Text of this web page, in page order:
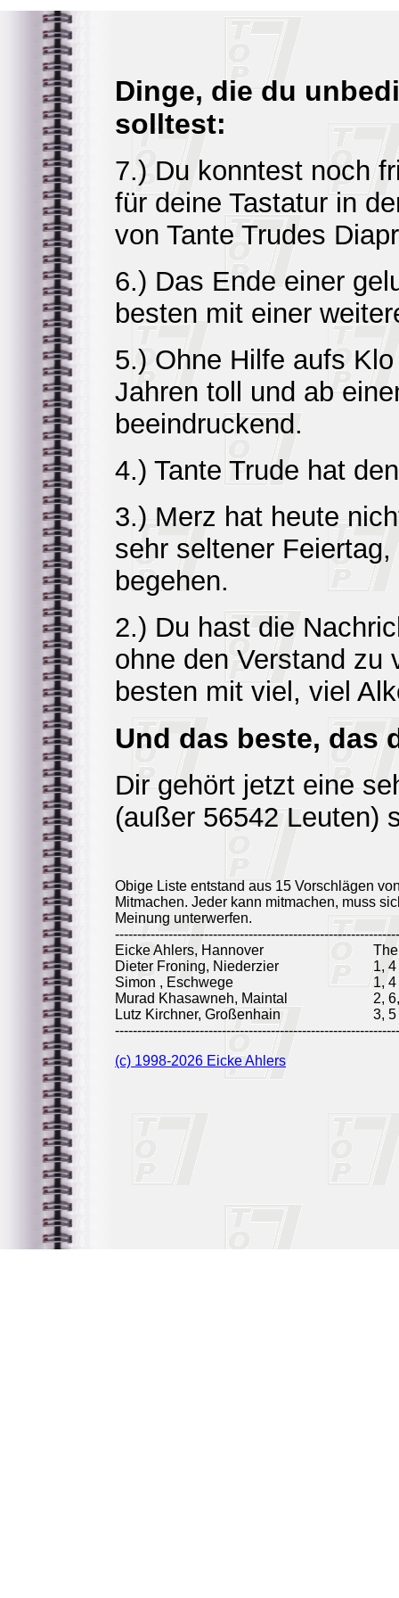
Dinge, die du
solltest:
7.) Du konntest noch
für deine Tastatur in
von Tante Trudes
6.) Das Ende einer
besten mit einer
5.) Ohne Hilfe aufs
Jahren toll und ab
beeindruckend.
4.) Tante Trude hat
3.) Merz hat heute
sehr seltener
begehen.
2.) Du hast die
ohne den Verstand zu
besten mit viel, viel
Und das beste, das
Dir gehört jetzt eine
(außer 56542 Leuten)
Obige Liste entstand aus 15 Vorschlägen
Mitmachen. Jeder kann mitmachen, muss
Meinung unterwerfen.
Eicke Ahlers, Hannover
Dieter Froning, Niederzier
1, 4
Simon , Eschwege
1, 4
Murad Khasawneh, Maintal
2,
Lutz Kirchner, Großenhain
3, 5
(c) 1998-2026 Eicke Ahlers